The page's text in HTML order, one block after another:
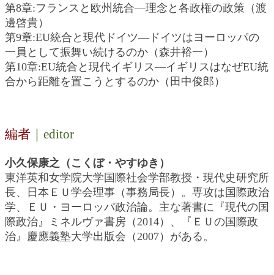
第8章:フランスと欧州統合―理念と各政権の政策（渡
邊啓貴）
第9章:EU統合と現代ドイツ―ドイツはヨーロッパの
一員として振舞い続けるのか（森井裕一）
第10章:EU統合と現代イギリス―イギリスはなぜEU統
合から距離を置こうとするのか（田中俊郎）
編者 ｜editor
小久保康之（こくぼ・やすゆき）
東洋英和女学院大学国際社会学部教授・現代史研究所
長、日本ＥＵ学会理事（事務局長）。専攻は国際政治
学、ＥＵ・ヨーロッパ政治論。主な著書に『現代の国
際政治』ミネルヴァ書房（2014）、『ＥＵの国際政
治』慶應義塾大学出版会（2007）がある。